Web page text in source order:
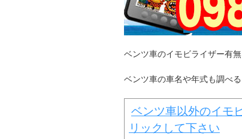
ベンツ車のイモビライザー有
ベンツ車の車名や年式も調べる
ベンツ車以外のイモ
リックして下さい